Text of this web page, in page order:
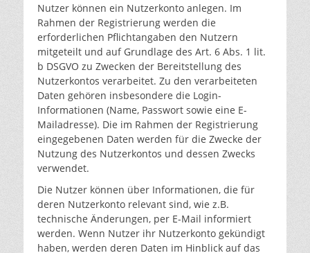
Nutzer können ein Nutzerkonto anlegen. Im
Rahmen der Registrierung werden die
erforderlichen Pflichtangaben den Nutzern
mitgeteilt und auf Grundlage des Art. 6 Abs. 1 lit.
b DSGVO zu Zwecken der Bereitstellung des
Nutzerkontos verarbeitet. Zu den verarbeiteten
Daten gehören insbesondere die Login-
Informationen (Name, Passwort sowie eine E-
Mailadresse). Die im Rahmen der Registrierung
eingegebenen Daten werden für die Zwecke der
Nutzung des Nutzerkontos und dessen Zwecks
verwendet.
Die Nutzer können über Informationen, die für
deren Nutzerkonto relevant sind, wie z.B.
technische Änderungen, per E-Mail informiert
werden. Wenn Nutzer ihr Nutzerkonto gekündigt
haben, werden deren Daten im Hinblick auf das